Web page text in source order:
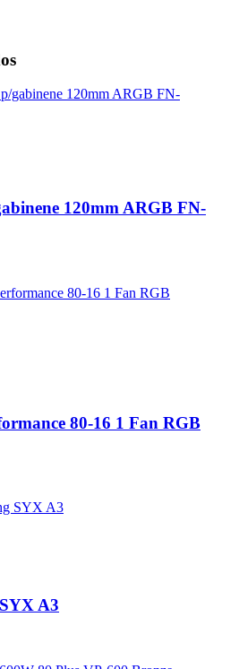
120mm ARGB FN-
80-16 1 Fan RGB
A3